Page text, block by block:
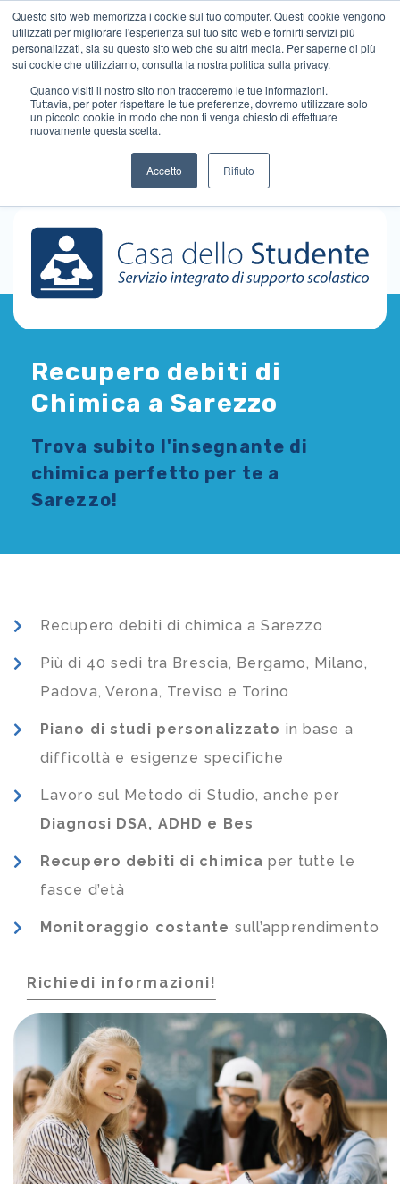
Questo sito web memorizza i cookie sul tuo computer. Questi cookie vengono
utilizzati per migliorare l'esperienza sul tuo sito web e fornirti servizi più
personalizzati, sia su questo sito web che su altri media. Per saperne di più
sui cookie che utilizziamo, consulta la nostra politica sulla privacy.
Quando visiti il ​​nostro sito non tracceremo le tue informazioni.
Tuttavia, per poter rispettare le tue preferenze, dovremo utilizzare solo
un piccolo cookie in modo che non ti venga chiesto di effettuare
nuovamente questa scelta.
Accetto Rifiuto
Recupero debiti di
Chimica a Sarezzo
Trova subito l'insegnante di
chimica perfetto per te a
Sarezzo!
Recupero debiti di chimica a Sarezzo
Più di 40 sedi tra Brescia, Bergamo, Milano,
Padova, Verona, Treviso e Torino
Piano di studi personalizzato in base a
difficoltà e esigenze specifiche
Lavoro sul Metodo di Studio, anche per
Diagnosi DSA, ADHD e Bes
Recupero debiti di chimica per tutte le
fasce d’età
Monitoraggio costante sull’apprendimento
Richiedi informazioni!